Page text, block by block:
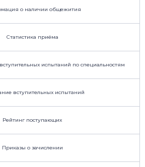
о наличии общежития
Статистика приёма
испытаний по специальностям
вступительных испытаний
Рейтинг поступающих
Приказы о зачислении